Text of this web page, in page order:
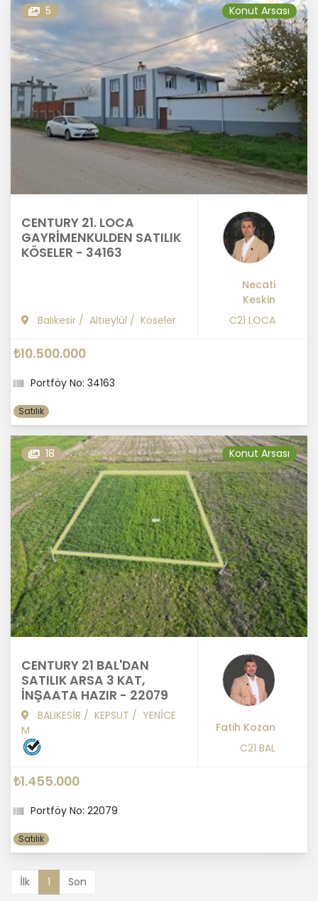
5 Konut Arsası
CENTURY 21. LOCA
GAYRİMENKULDEN SATILIK
KÖSELER - 34163
Balıkesir / Altıeylül / Köseler
Necati
Keskin
C21 LOCA
₺10.500.000
Portföy No: 34163
Satılık
18 Konut Arsası
CENTURY 21 BAL'DAN
SATILIK ARSA 3 KAT,
İNŞAATA HAZIR - 22079
BALIKESİR / KEPSUT / YENİCE
M
Fatih Kozan
C21 BAL
₺1.455.000
Portföy No: 22079
Satılık
İlk 1 Son